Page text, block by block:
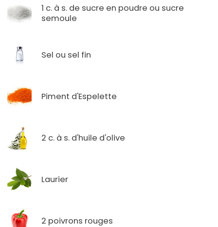
1 c. à s. de sucre en poudre ou sucre
semoule
Sel ou sel fin
Piment d'Espelette
2 c. à s. d'huile d'olive
Laurier
2 poivrons rouges